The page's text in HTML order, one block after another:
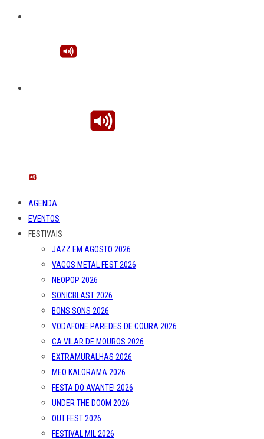
AGENDA
EVENTOS
FESTIVAIS
JAZZ EM AGOSTO 2026
VAGOS METAL FEST 2026
NEOPOP 2026
SONICBLAST 2026
BONS SONS 2026
VODAFONE PAREDES DE COURA 2026
CA VILAR DE MOUROS 2026
EXTRAMURALHAS 2026
MEO KALORAMA 2026
FESTA DO AVANTE! 2026
UNDER THE DOOM 2026
OUT.FEST 2026
FESTIVAL MIL 2026